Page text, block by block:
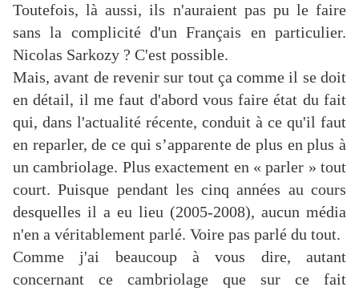
Toutefois, là aussi, ils n'auraient pas pu le faire
sans la complicité d'un Français en particulier.
Nicolas Sarkozy ? C'est possible.
Mais, avant de revenir sur tout ça comme il se doit
en détail, il me faut d'abord vous faire état du fait
qui, dans l'actualité récente, conduit à ce qu'il faut
en reparler, de ce qui s’apparente de plus en plus à
un cambriolage. Plus exactement en « parler » tout
court. Puisque pendant les cinq années au cours
desquelles il a eu lieu (2005-2008), aucun média
n'en a véritablement parlé. Voire pas parlé du tout.
Comme j'ai beaucoup à vous dire, autant
concernant ce cambriolage que sur ce fait